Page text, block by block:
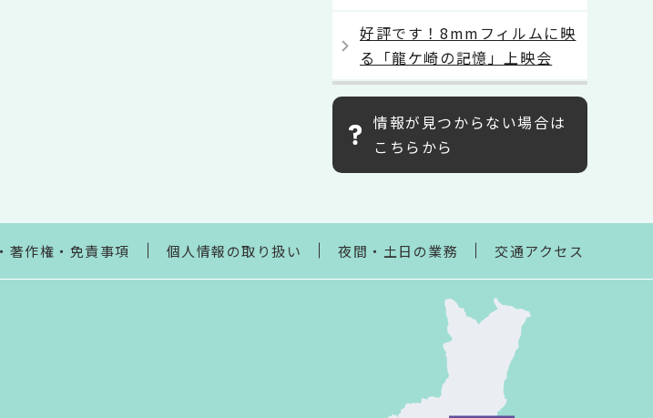
好評です！8mmフィルムに映
る「龍ケ崎の記憶」上映会
情報が見つからない場合は
こちらから
著作権・免責事項 個人情報の取り扱い 夜間・土日の業務 交通アクセス